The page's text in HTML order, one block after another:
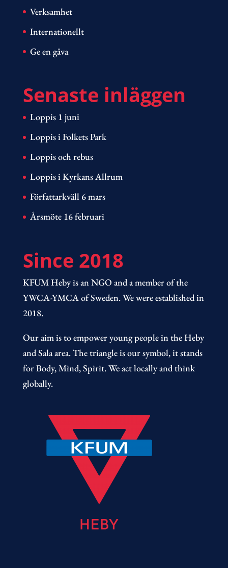
Verksamhet
Internationellt
Ge en gåva
Senaste inläggen
Loppis 1 juni
Loppis i Folkets Park
Loppis och rebus
Loppis i Kyrkans Allrum
Författarkväll 6 mars
Årsmöte 16 februari
Since 2018
KFUM Heby is an NGO and a member of the
YWCA-YMCA of Sweden. We were established in
2018.
Our aim is to empower young people in the Heby
and Sala area. The triangle is our symbol, it stands
for Body, Mind, Spirit. We act locally and think
globally.